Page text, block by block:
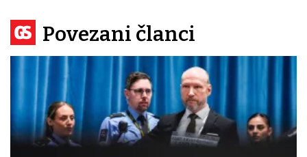
Povezani članci